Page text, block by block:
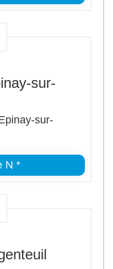
sur-
sur-
N *